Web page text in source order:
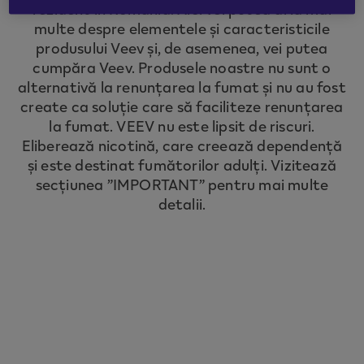
to redirect you to the country you are
located in.
CONTINUE
rezident în România. Aici vei putea afla mai
multe despre elementele și caracteristicile
produsului Veev și, de asemenea, vei putea
cumpăra Veev. Produsele noastre nu sunt o
alternativă la renunțarea la fumat și nu au fost
create ca soluție care să faciliteze renunțarea
la fumat. VEEV nu este lipsit de riscuri.
Eliberează nicotină, care creează dependență
și este destinat fumătorilor adulți. Vizitează
secțiunea ”IMPORTANT” pentru mai multe
detalii.